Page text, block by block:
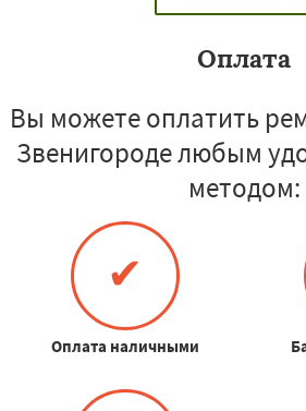
Оплата
Вы можете оплатить
Звенигороде любым
методом:
✔
Оплата наличными